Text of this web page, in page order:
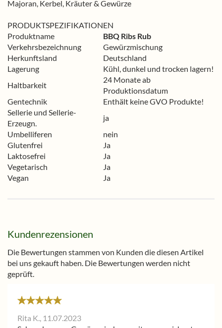
Majoran, Kerbel, Kräuter & Gewürze
PRODUKTSPEZIFIKATIONEN
Produktname
BBQ Ribs Rub
Verkehrsbezeichnung
Gewürzmischung
Herkunftsland
Deutschland
Lagerung
Kühl, dunkel und trocken lagern!
Haltbarkeit
24 Monate ab
Produktionsdatum
Gentechnik
Enthält keine GVO Produkte!
Sellerie und Sellerie-
Erzeugn.
ja
Umbelliferen
nein
Glutenfrei
Ja
Laktosefrei
Ja
Vegetarisch
Ja
Vegan
Ja
Kundenrezensionen
Die Bewertungen stammen von Kunden die diesen Artikel
bei uns gekauft haben. Die Bewertungen werden nicht
geprüft.
Rita K., 11.07.2023